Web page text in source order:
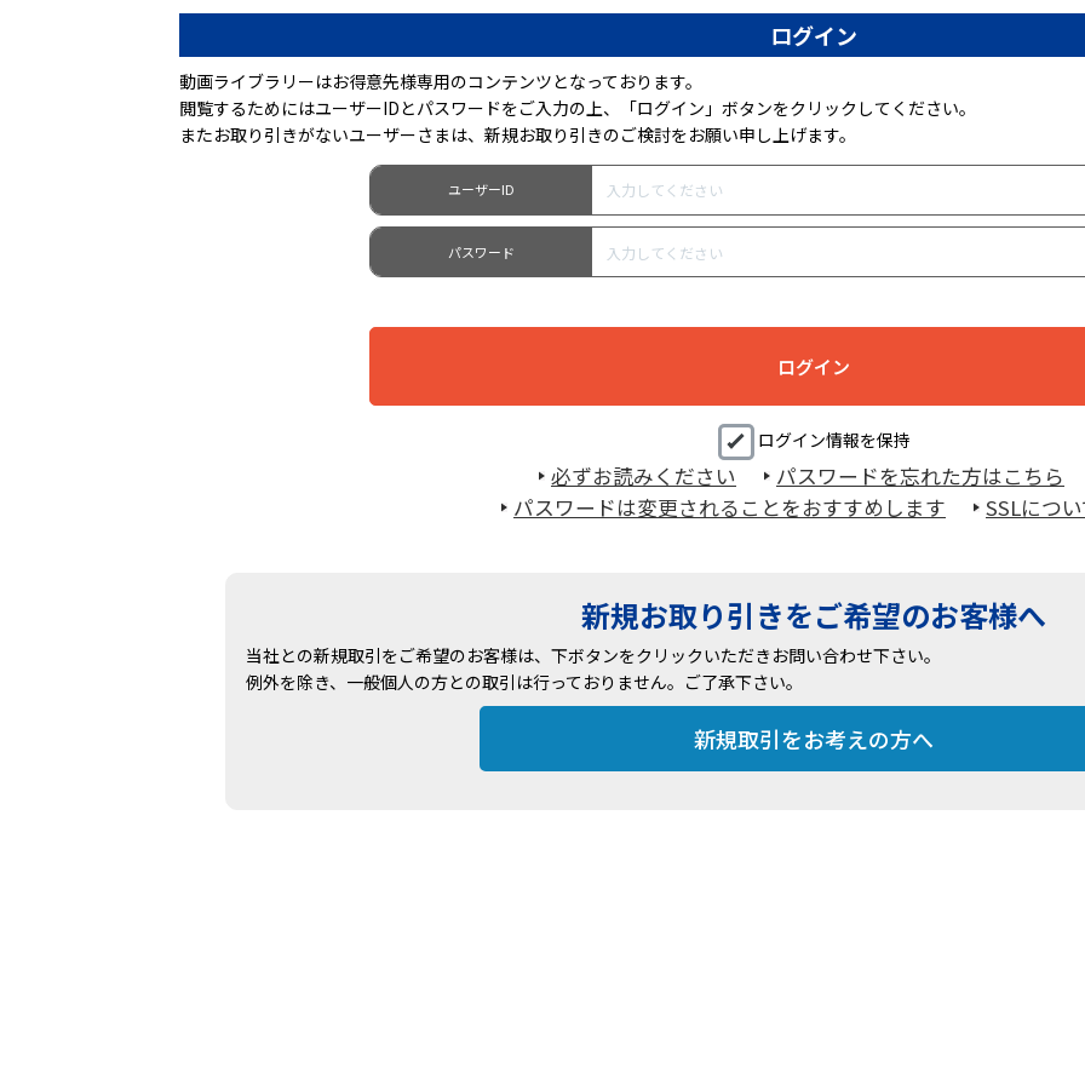
ログイン
動画ライブラリーはお得意先様専用のコンテンツとなっております。
閲覧するためにはユーザーIDとパスワードをご入力の上、「ログイン」ボタンをクリックしてください。
またお取り引きがないユーザーさまは、新規お取り引きのご検討をお願い申し上げます。
ユーザーID
パスワード
ログイン情報を保持
必ずお読みください
パスワードを忘れた方はこちら
パスワードは変更されることをおすすめします
SSLにつ
新規お取り引きをご希望のお客様へ
当社との新規取引をご希望のお客様は、下ボタンをクリックいただきお問い合わせ下さい。
例外を除き、一般個人の方との取引は行っておりません。ご了承下さい。
新規取引をお考えの方へ